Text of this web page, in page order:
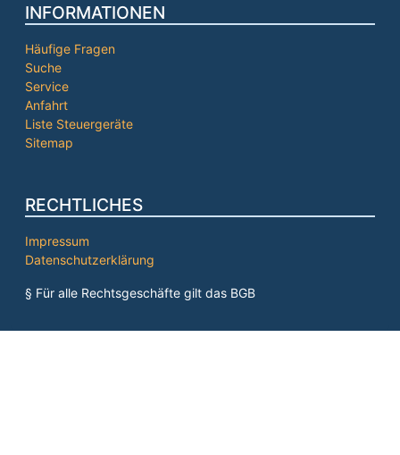
INFORMATIONEN
Häufige Fragen
Suche
Service
Anfahrt
Liste Steuergeräte
Sitemap
RECHTLICHES
Impressum
Datenschutzerklärung
§ Für alle Rechtsgeschäfte gilt das BGB